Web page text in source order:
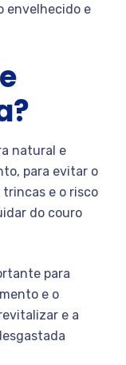
envelhecido e
natural e
para evitar o
e o risco
do couro
para
e o
e a